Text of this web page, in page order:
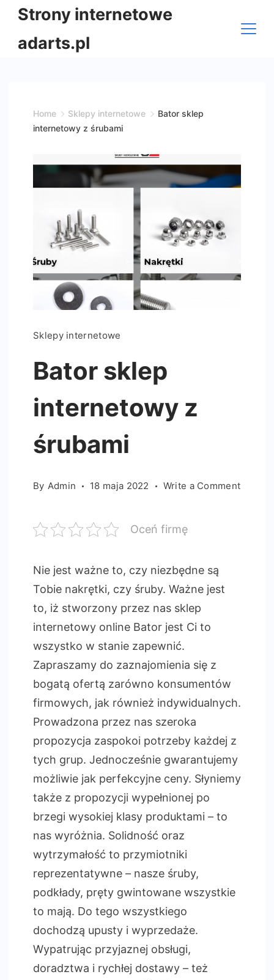
Skip
content
Strony internetowe
adarts.pl
Home Sklepy internetowe
Bator sklep
internetowy z śrubami
Sklepy internetowe
Bator sklep
internetowy z
śrubami
By Admin 18 maja 2022 Write a Commenton
Oceń firmę
Nie jest ważne to, czy niezbędne są
Tobie nakrętki, czy śruby. Ważne jest
to, iż stworzony przez nas sklep
internetowy online Bator jest Ci to
wszystko w stanie zapewnić.
Zapraszamy do zaznajomienia się z
bogatą ofertą zarówno konsumentów
firmowych, jak również indywidualnych.
Prowadzona przez nas szeroka
propozycja zaspokoi potrzeby każdej z
tych grup. Jednocześnie gwarantujemy
możliwie jak perfekcyjne ceny. Słyniemy
także z propozycji wypełnionej po
brzegi wysokiej klasy produktami – to
nas wyróżnia. Solidność oraz
wytrzymałość to przymiotniki
reprezentatywne – nasze śruby,
podkłady, pręty gwintowane wszystkie
to mają. Do tego wszystkiego
dochodzą upusty i wyprzedaże.
Wypatrując przyjaznej obsługi,
doradztwa i rychłej dostawy – też